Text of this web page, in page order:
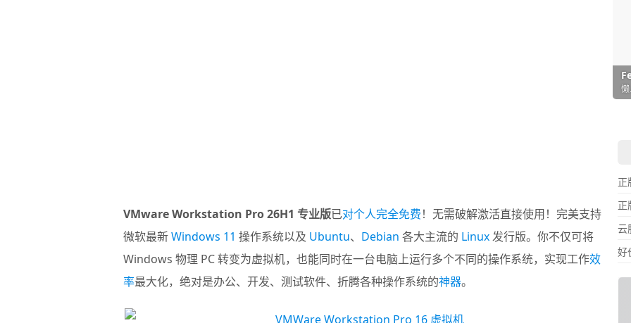
VMware Workstation Pro 26H1 专业版已对个人完全免费！无需破解激活直接使用！完美支持
微软最新Windows 11 操作系统以及 Ubuntu、 Debian 各大主流的 Linux发行版。你不仅可将
Windows 物理 PC 转变为虚拟机，也能同时在一台电脑上运行多个不同的操作系统，实现工作效
率最大化，绝对是办公、开发、测试软件、折腾各种操作系统的神器。
正
正
云
好